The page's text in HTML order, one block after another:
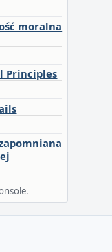
moralna
Principles